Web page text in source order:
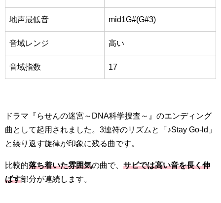
地声最低音 mid1G#(G#3)
音域レンジ 高い
音域指数 17
ドラマ『らせんの迷宮～DNA科学捜査～』のエンディング
曲として起用されました。3連符のリズムと「♪Stay Go-ld」
と繰り返す旋律が印象に残る曲です。
比較的落ち着いた雰囲気の曲で、 サビでは高い音を長く伸
ばす部分が連続します。